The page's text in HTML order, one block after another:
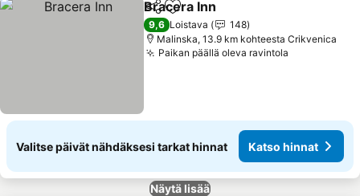
Jaa Lisää suosikkeihin
Bracera Inn
9,6 Loistava
148
Malinska, 13.9 km kohteesta Crikvenica
Paikan päällä oleva ravintola
Valitse päivät nähdäksesi tarkat hinnat Katso hinnat
Näytä lisää